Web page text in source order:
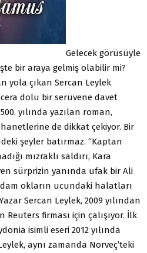
Gelecek görüsüyle
bir araya gelmiş olabilir mi?
yola çıkan Sercan Leylek
dolu bir serüvene davet
yılında yazılan roman,
de dikkat çekiyor. Bir
şeyler batırmaz. “Kaptan
mızraklı saldırı, Kara
sürprizin yanında ufak bir Ali
okların ucundaki halatları
Sercan Leylek, 2009 yılından
Reuters firması için çalışıyor. İlk
isimli eseri 2012 yılında
aynı zamanda Norveç’teki